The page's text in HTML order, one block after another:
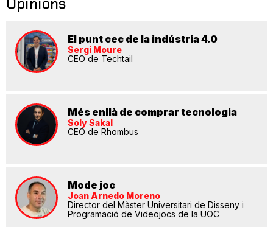
El punt cec de la indústria 4.0
Sergi Moure
CEO de Techtail
Més enllà de comprar tecnologia
Soly Sakal
CEO de Rhombus
Mode joc
Joan Arnedo Moreno
Director del Màster Universitari de Disseny i
Programació de Videojocs de la UOC